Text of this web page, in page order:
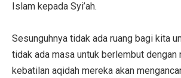
Islam kepada Syi’ah.
Sesunguhnya tidak ada ruang bagi kita
tidak ada masa untuk berlembut dengan
kebatilan aqidah mereka akan